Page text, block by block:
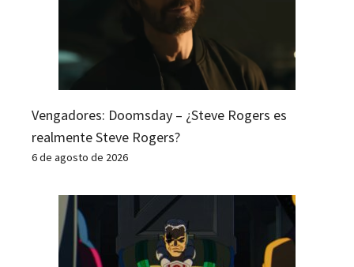
Vengadores: Doomsday – ¿Steve Rogers es
realmente Steve Rogers?
6 de agosto de 2026